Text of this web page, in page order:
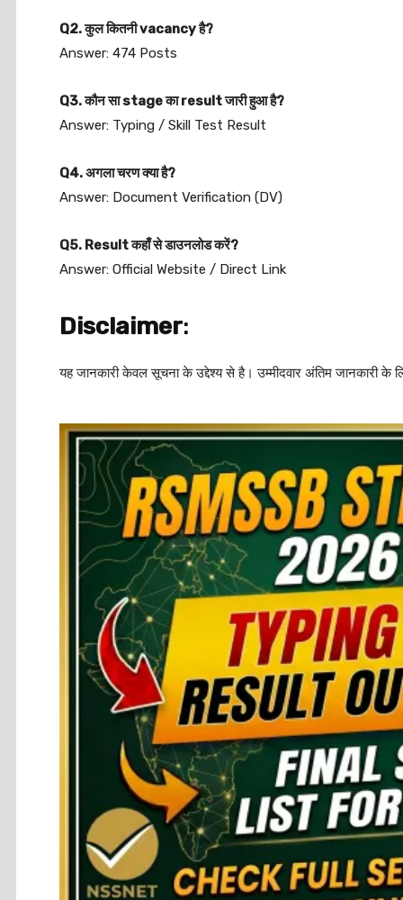
Q2. कुल कितनी vacancy है?
Answer: 474 Posts
Q3. कौन सा stage का result जारी हुआ है?
Answer: Typing / Skill Test Result
Q4. अगला चरण क्या है?
Answer: Document Verification (DV)
Q5. Result कहाँ से डाउनलोड करें?
Answer: Official Website / Direct Link
Disclaimer:
यह जानकारी केवल सूचना के उद्देश्य से है। उम्मीदवार अंतिम